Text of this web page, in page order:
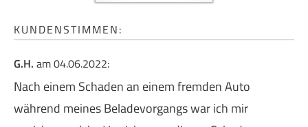
KUNDENSTIMMEN:
G.H. am 04.06.2022:
Nach einem Schaden an einem fremden Auto
während meines Beladevorgangs war ich mir